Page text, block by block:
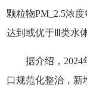
颗粒物PM_2.5浓
达到或优于Ⅲ类水
据介绍，
口规范化整治，新